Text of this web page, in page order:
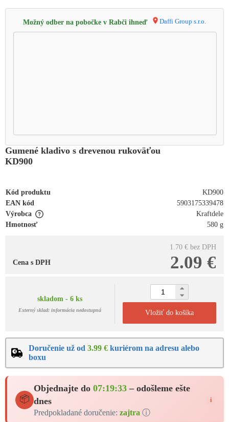
Možný odber na pobočke v Rabči ihneď Daffi Group s.r.o.
Gumené kladivo s drevenou rukoväťou
KD900
Kód produktu
KD900
EAN kód
5903175339478
Výrobca
Kraftdele
Hmotnosť
580 g
1.70 € bez DPH
2.09 €
Cena s DPH
skladom - 6 ks
Externý sklad: informácia nedostupná Vložiť do košíka
Doručenie už od 3.99 € kuriérom na adresu alebo
boxu
📦
Objednajte do 07:19:33 – odošleme ešte
dnes
Predpokladané doručenie: zajtra ⓘ
i